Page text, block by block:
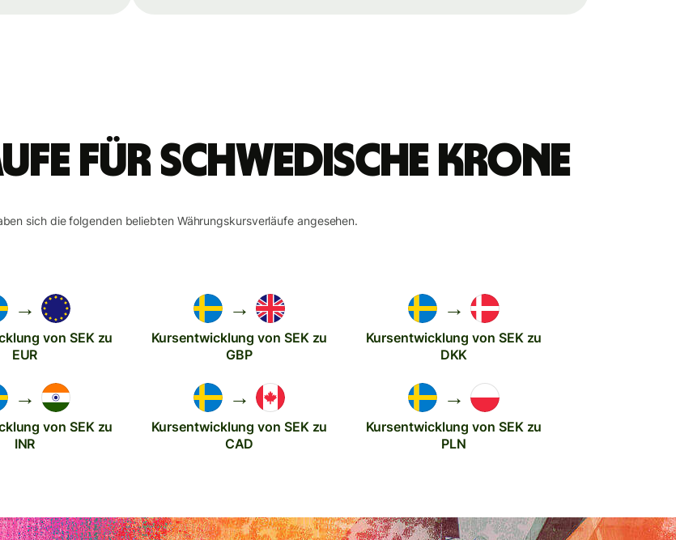
für schwedische Krone
sich die folgenden beliebten Währungskursverläufe angesehen.
→
von SEK zu
EUR
→
Kursentwicklung von SEK zu
GBP
→
Kursentwicklung von SEK zu
DKK
→
von SEK zu
INR
→
Kursentwicklung von SEK zu
CAD
→
Kursentwicklung von SEK zu
PLN